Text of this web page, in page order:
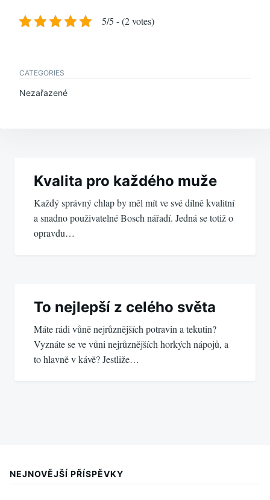
5/5 - (2 votes)
CATEGORIES
Nezařazené
pro
příspěvek
Kvalita pro každého muže
Každý správný chlap by měl mít ve své dílně kvalitní
a snadno použivatelné Bosch nářadí. Jedná se totiž o
opravdu…
To nejlepší z celého světa
Máte rádi vůně nejrůznějších potravin a tekutin?
Vyznáte se ve vůni nejrůznějších horkých nápojů, a
to hlavně v kávě? Jestliže…
NEJNOVĚJŠÍ PŘÍSPĚVKY